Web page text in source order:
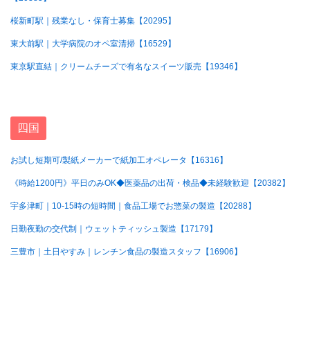
桜新町駅｜残業なし・保育士募集【20295】
東大前駅｜大学病院のオペ室清掃【16529】
東京駅直結｜クリームチーズで有名なスイーツ販売【19346】
四国
お試し短期可/製紙メーカーで紙加工オペレータ【16316】
《時給1200円》平日のみOK◆医薬品の出荷・検品◆未経験歓迎【20382】
宇多津町｜10-15時の短時間｜食品工場でお惣菜の製造【20288】
日勤夜勤の交代制｜ウェットティッシュ製造【17179】
三豊市｜土日やすみ｜レンチン食品の製造スタッフ【16906】